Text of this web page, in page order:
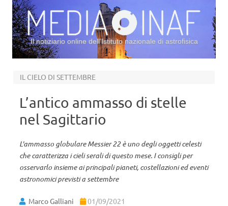
Il notiziario online dell’Istituto nazionale di astrofisica
IL CIELO DI SETTEMBRE
L’antico ammasso di stelle
nel Sagittario
L'ammasso globulare Messier 22 è uno degli oggetti celesti
che caratterizza i cieli serali di questo mese. I consigli per
osservarlo insieme ai principali pianeti, costellazioni ed eventi
astronomici previsti a settembre
Marco Galliani 01/09/2021